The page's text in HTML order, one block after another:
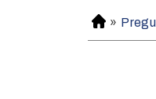
H
o
»